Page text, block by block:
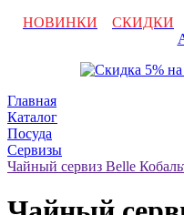
НОВИНКИ
СКИДКИ
Главная
Каталог
Посуда
Сервизы
Чайный сервиз Belle